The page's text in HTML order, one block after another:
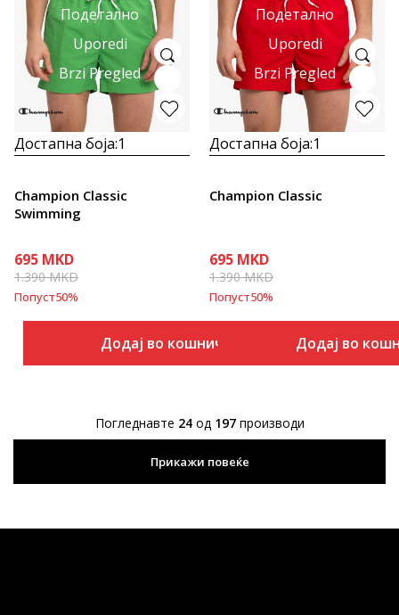
Подетално
Uporedi
Brzi Pregled
Достапна боја:1
Champion Classic
Swimming
695 MKD
1.390MKD
Попуст50%
Додај во кошничка
Подетално
Uporedi
Brzi Pregled
Достапна боја:1
Champion Classic
695 MKD
1.390MKD
Попуст50%
Додај во
Погледнавте 24од 197производи
Прикажи повеќе